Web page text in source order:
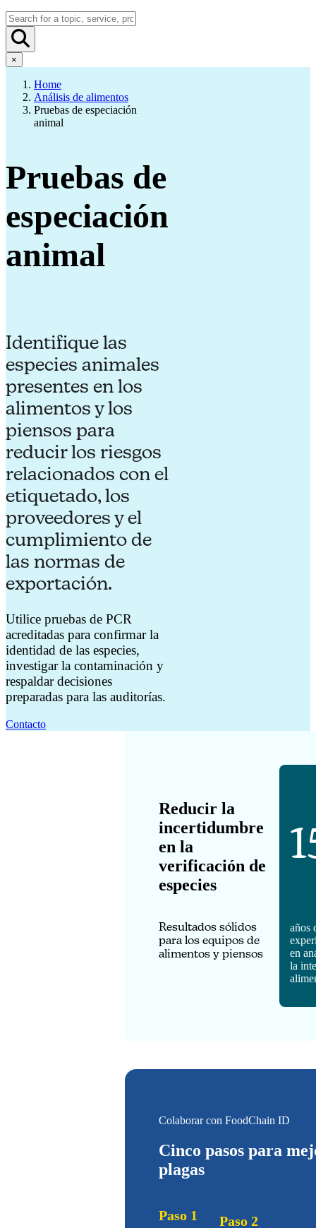
×
Home
Análisis de alimentos
Pruebas de especiación
animal
Pruebas de
especiación
animal
Identifique las
especies animales
presentes en los
alimentos y los
piensos para
reducir los riesgos
relacionados con el
etiquetado, los
proveedores y el
cumplimiento de
las normas de
exportación.
Utilice pruebas de PCR
acreditadas para confirmar la
identidad de las especies,
investigar la contaminación y
respaldar decisiones
preparadas para las auditorías.
Contacto
Reducir la
incertidumbre
en la
verificación de
especies
Resultados sólidos
para los equipos de
alimentos y piensos
años
en
la
Colaborar con FoodChain ID
Cinco pasos para
plagas
Paso 1 Paso 2